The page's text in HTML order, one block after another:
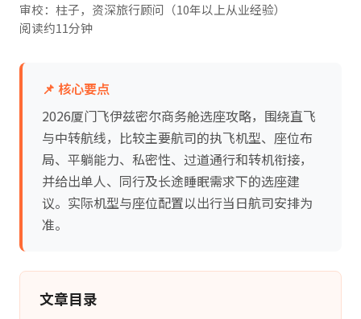
审校：柱子，资深旅行顾问（10年以上从业经验）
阅读约11分钟
📌 核心要点
2026厦门飞伊兹密尔商务舱选座攻略，围绕直飞
与中转航线，比较主要航司的执飞机型、座位布
局、平躺能力、私密性、过道通行和转机衔接，
并给出单人、同行及长途睡眠需求下的选座建
议。实际机型与座位配置以出行当日航司安排为
准。
文章目录